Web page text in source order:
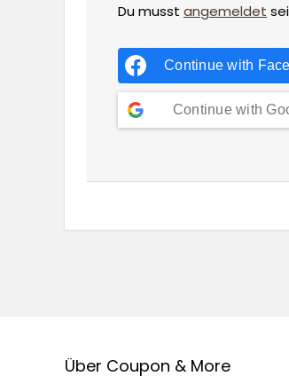
Du musst angemeldet
Continue with
Continue with
Über Coupon & More